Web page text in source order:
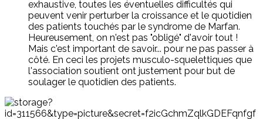
exhaustive, toutes les éventuelles difficultés qui
peuvent venir perturber la croissance et le quotidien
des patients touchés par le syndrome de Marfan.
Heureusement, on n'est pas "obligé" d'avoir tout !
Mais c'est important de savoir... pour ne pas passer à
côté. En ceci les projets musculo-squelettiques que
l'association soutient ont justement pour but de
soulager le quotidien des patients.